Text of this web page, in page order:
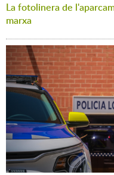
La fotolinera de
marxa